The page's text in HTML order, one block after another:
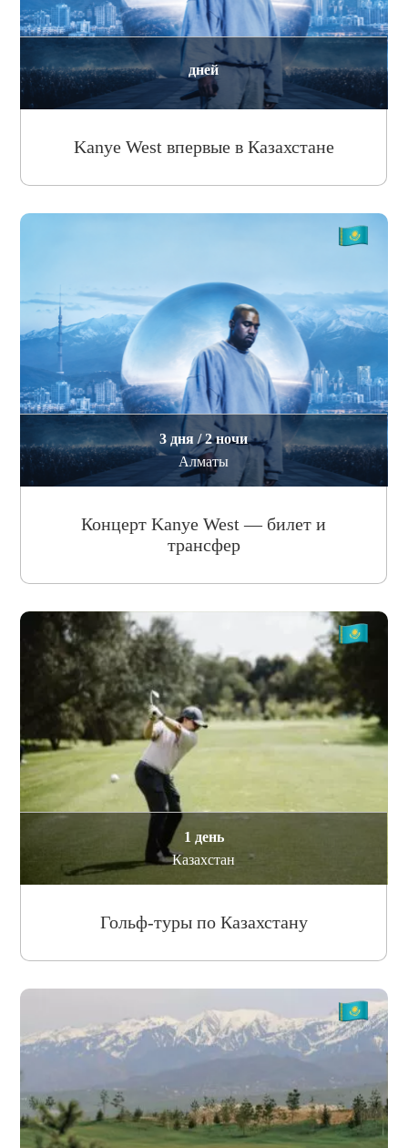
дней
Kanye West впервые в Казахстане
3 дня / 2 ночи
Алматы
Концерт Kanye West — билет и
трансфер
1 день
Казахстан
Гольф-туры по Казахстану